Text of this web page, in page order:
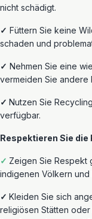
nicht schädigt.
✓ Füttern Sie keine
schaden und
✓ Nehmen Sie eine
vermeiden Sie andere
✓ Nutzen Sie
verfügbar.
Respektieren Sie die
✓ Zeigen Sie Respekt
indigenen Völkern und
✓ Kleiden Sie sich
religiösen Stätten oder